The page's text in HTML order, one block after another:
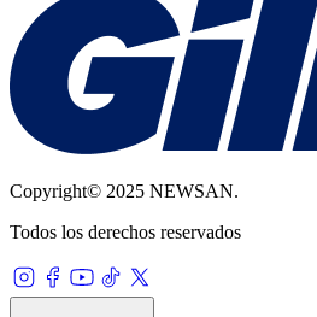
Copyright© 2025 NEWSAN.
Todos los derechos reservados